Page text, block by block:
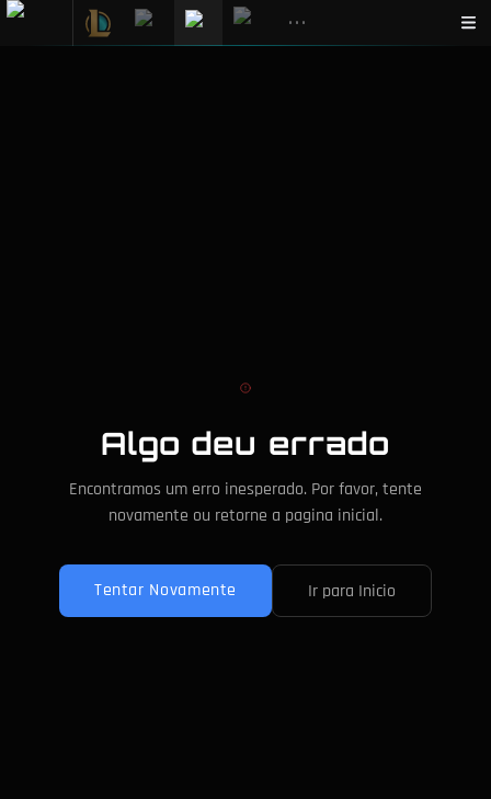
•••
Algo deu errado
Encontramos um erro inesperado. Por favor, tente
novamente ou retorne a pagina inicial.
Tentar Novamente Ir para Inicio